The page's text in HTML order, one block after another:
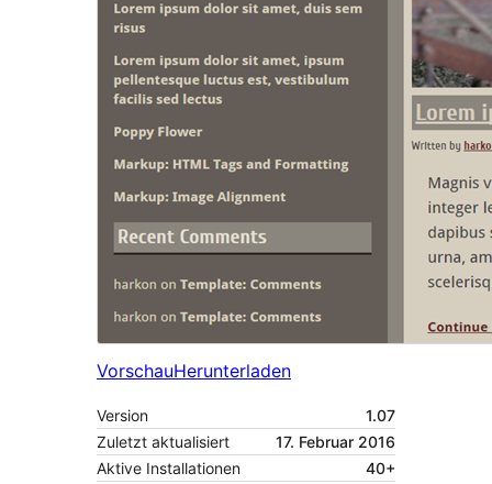
VorschauHerunterladen
Version
1.07
Zuletzt aktualisiert
17. Februar 2016
Aktive Installationen
40+